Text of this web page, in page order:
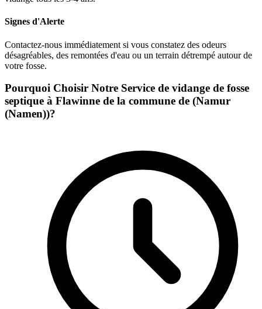
Signes d'Alerte
Contactez-nous immédiatement si vous constatez des odeurs
désagréables, des remontées d'eau ou un terrain détrempé autour de
votre fosse.
Pourquoi Choisir Notre Service de vidange de fosse
septique à Flawinne de la commune de (Namur
(Namen))?